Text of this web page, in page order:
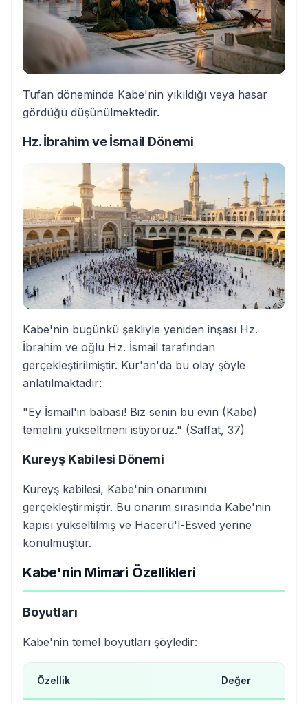
Tufan döneminde Kabe'nin yıkıldığı veya hasar
gördüğü düşünülmektedir.
Hz. İbrahim ve İsmail Dönemi
Kabe'nin bugünkü şekliyle yeniden inşası Hz.
İbrahim ve oğlu Hz. İsmail tarafından
gerçekleştirilmiştir. Kur'an'da bu olay şöyle
anlatılmaktadır:
"Ey İsmail'in babası! Biz senin bu evin (Kabe)
temelini yükseltmeni istiyoruz." (Saffat, 37)
Kureyş Kabilesi Dönemi
Kureyş kabilesi, Kabe'nin onarımını
gerçekleştirmiştir. Bu onarım sırasında Kabe'nin
kapısı yükseltilmiş ve Hacerü'l-Esved yerine
konulmuştur.
Kabe'nin Mimari Özellikleri
Boyutları
Kabe'nin temel boyutları şöyledir:
Özellik Değer